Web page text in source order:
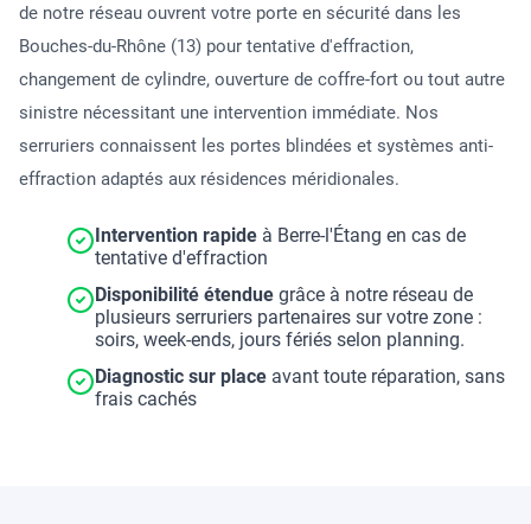
de notre réseau ouvrent votre porte en sécurité dans les
Bouches-du-Rhône (13) pour tentative d'effraction,
changement de cylindre, ouverture de coffre-fort ou tout autre
sinistre nécessitant une intervention immédiate. Nos
serruriers connaissent les portes blindées et systèmes anti-
effraction adaptés aux résidences méridionales.
Intervention rapide à Berre-l'Étang en cas de
tentative d'effraction
Disponibilité étendue grâce à notre réseau de
plusieurs serruriers partenaires sur votre zone :
soirs, week-ends, jours fériés selon planning.
Diagnostic sur place avant toute réparation, sans
frais cachés